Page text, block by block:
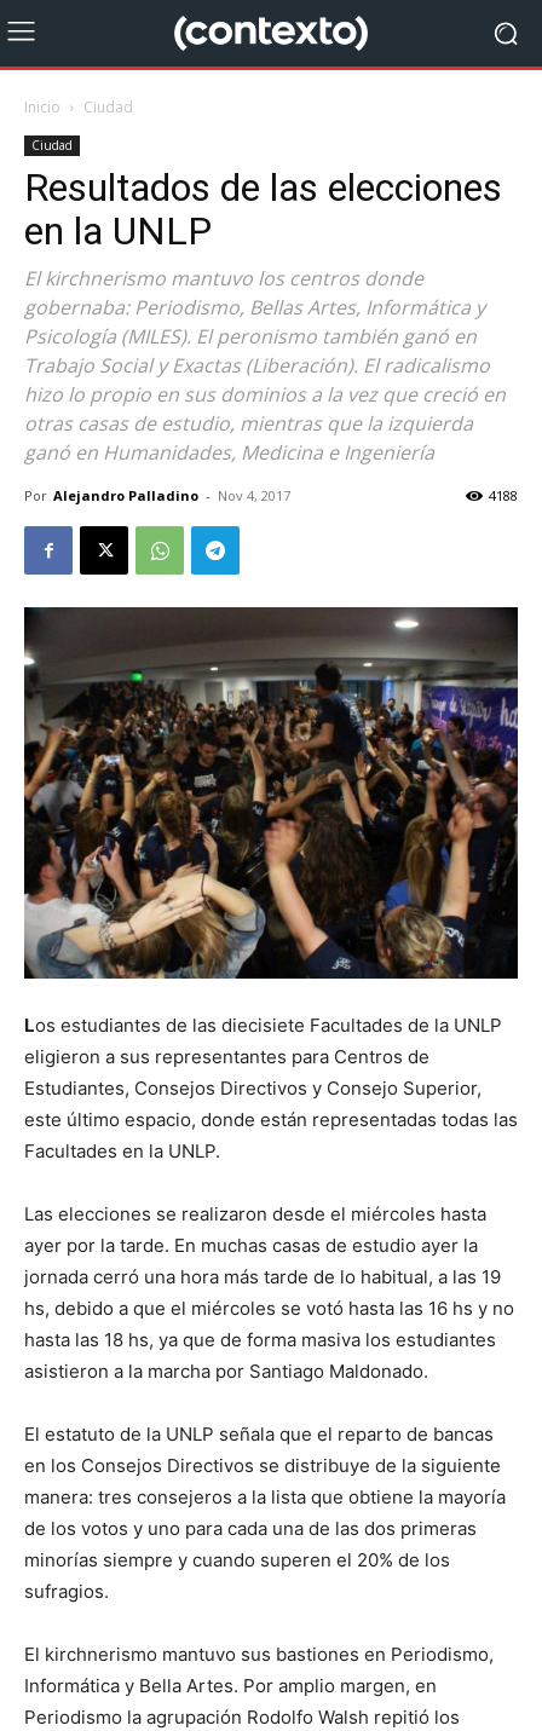
Inicio Ciudad
Ciudad
Resultados de las elecciones
en la UNLP
El kirchnerismo mantuvo los centros donde
gobernaba: Periodismo, Bellas Artes, Informática y
Psicología (MILES). El peronismo también ganó en
Trabajo Social y Exactas (Liberación). El radicalismo
hizo lo propio en sus dominios a la vez que creció en
otras casas de estudio, mientras que la izquierda
ganó en Humanidades, Medicina e Ingeniería
Por Alejandro Palladino - Nov 4, 2017 4188
Los estudiantes de las diecisiete Facultades de la UNLP
eligieron a sus representantes para Centros de
Estudiantes, Consejos Directivos y Consejo Superior,
este último espacio, donde están representadas todas las
Facultades en la UNLP.
Las elecciones se realizaron desde el miércoles hasta
ayer por la tarde. En muchas casas de estudio ayer la
jornada cerró una hora más tarde de lo habitual, a las 19
hs, debido a que el miércoles se votó hasta las 16 hs y no
hasta las 18 hs, ya que de forma masiva los estudiantes
asistieron a la marcha por Santiago Maldonado.
El estatuto de la UNLP señala que el reparto de bancas
en los Consejos Directivos se distribuye de la siguiente
manera: tres consejeros a la lista que obtiene la mayoría
de los votos y uno para cada una de las dos primeras
minorías siempre y cuando superen el 20% de los
sufragios.
El kirchnerismo mantuvo sus bastiones en Periodismo,
Informática y Bella Artes. Por amplio margen, en
Periodismo la agrupación Rodolfo Walsh repitió los